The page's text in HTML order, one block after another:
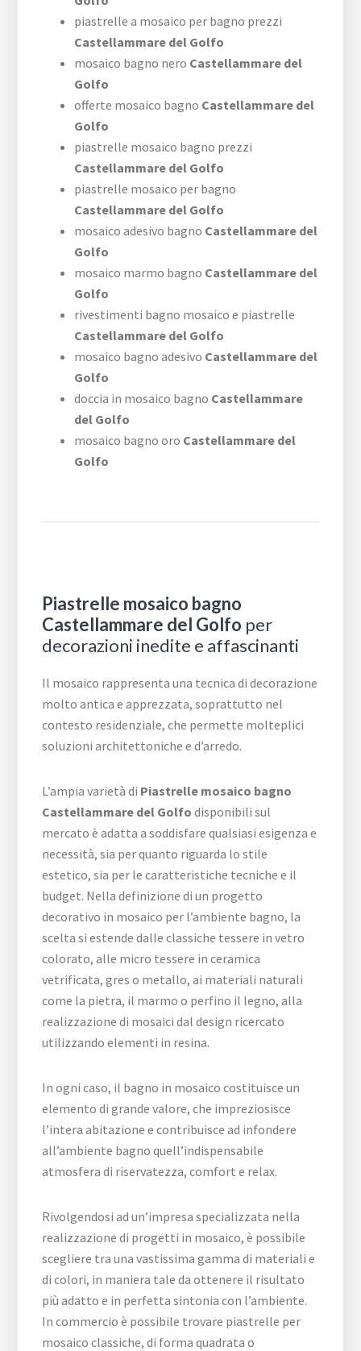
piastrelle a mosaico per bagno prezzi
Castellammare del Golfo
mosaico bagno nero Castellammare del
Golfo
offerte mosaico bagno Castellammare del
Golfo
piastrelle mosaico bagno prezzi
Castellammare del Golfo
piastrelle mosaico per bagno
Castellammare del Golfo
mosaico adesivo bagno Castellammare del
Golfo
mosaico marmo bagno Castellammare del
Golfo
rivestimenti bagno mosaico e piastrelle
Castellammare del Golfo
mosaico bagno adesivo Castellammare del
Golfo
doccia in mosaico bagno Castellammare
del Golfo
mosaico bagno oro Castellammare del
Golfo
Piastrelle mosaico bagno
Castellammare del Golfo per
decorazioni inedite e affascinanti
Il mosaico rappresenta una tecnica di decorazione
molto antica e apprezzata, soprattutto nel
contesto residenziale, che permette molteplici
soluzioni architettoniche e d’arredo.
L’ampia varietà di Piastrelle mosaico bagno
Castellammare del Golfo disponibili sul
mercato è adatta a soddisfare qualsiasi esigenza e
necessità, sia per quanto riguarda lo stile
estetico, sia per le caratteristiche tecniche e il
budget. Nella definizione di un progetto
decorativo in mosaico per l’ambiente bagno, la
scelta si estende dalle classiche tessere in vetro
colorato, alle micro tessere in ceramica
vetrificata, gres o metallo, ai materiali naturali
come la pietra, il marmo o perfino il legno, alla
realizzazione di mosaici dal design ricercato
utilizzando elementi in resina.
In ogni caso, il bagno in mosaico costituisce un
elemento di grande valore, che impreziosisce
l’intera abitazione e contribuisce ad infondere
all’ambiente bagno quell’indispensabile
atmosfera di riservatezza, comfort e relax.
Rivolgendosi ad un’impresa specializzata nella
realizzazione di progetti in mosaico, è possibile
scegliere tra una vastissima gamma di materiali e
di colori, in maniera tale da ottenere il risultato
più adatto e in perfetta sintonia con l’ambiente.
In commercio è possibile trovare piastrelle per
mosaico classiche, di forma quadrata o